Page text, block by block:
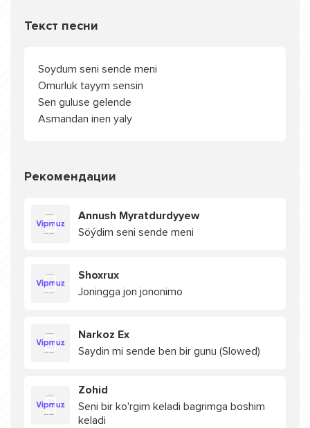
Текст песни
Soydum seni sende meni
Omurluk tayym sensin
Sen guluse gelende
Asmandan inen yaly
Рекомендации
Annush Myratdurdyyew
Söýdim seni sende meni
Shoxrux
Joningga jon jononimo
Narkoz Ex
Saydin mi sende ben bir gunu (Slowed)
Zohid
Seni bir ko'rgim keladi bagrimga boshim
keladi